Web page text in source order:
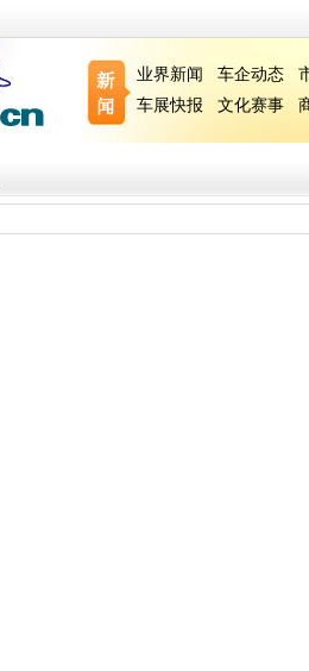
业界新闻 车企动态
车展快报
文化赛事